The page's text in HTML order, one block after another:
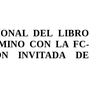
DEL LIBRO
CON LA FC-
INVITADA DE